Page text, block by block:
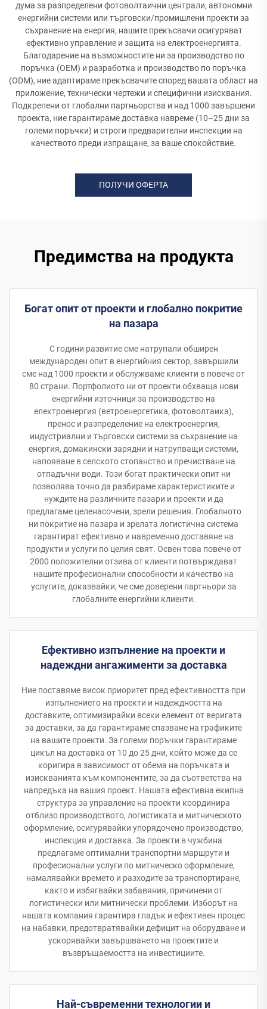
дума за разпределени фотоволтаични централи, автономни
енергийни системи или търговски/промишлени проекти за
съхранение на енергия, нашите прекъсвачи осигуряват
ефективно управление и защита на електроенергията.
Благодарение на възможностите ни за производство по
поръчка (OEM) и разработка и производство по поръчка
(ODM), ние адаптираме прекъсвачите според вашата област на
приложение, технически чертежи и специфични изисквания.
Подкрепени от глобални партньорства и над 1000 завършени
проекта, ние гарантираме доставка навреме (10–25 дни за
големи поръчки) и строги предварителни инспекции на
качеството преди изпращане, за ваше спокойствие.
ПОЛУЧИ ОФЕРТА
Предимства на продукта
Богат опит от проекти и глобално покритие
на пазара
С години развитие сме натрупали обширен
международен опит в енергийния сектор, завършили
сме над 1000 проекти и обслужваме клиенти в повече от
80 страни. Портфолиото ни от проекти обхваща нови
енергийни източници за производство на
електроенергия (ветроенергетика, фотоволтаика),
пренос и разпределение на електроенергия,
индустриални и търговски системи за съхранение на
енергия, домакински зарядни и натрупващи системи,
напояване в селското стопанство и пречистване на
отпадъчни води. Този богат практически опит ни
позволява точно да разбираме характеристиките и
нуждите на различните пазари и проекти и да
предлагаме целенасочени, зрели решения. Глобалното
ни покритие на пазара и зрелата логистична система
гарантират ефективно и навременно доставяне на
продукти и услуги по целия свят. Освен това повече от
2000 положителни отзива от клиенти потвърждават
нашите професионални способности и качество на
услугите, доказвайки, че сме доверени партньори за
глобалните енергийни клиенти.
Ефективно изпълнение на проекти и
надеждни ангажименти за доставка
Ние поставяме висок приоритет пред ефективността при
изпълнението на проекти и надеждността на
доставките, оптимизирайки всеки елемент от веригата
за доставки, за да гарантираме спазване на графиките
на вашите проекти. За големи поръчки гарантираме
цикъл на доставка от 10 до 25 дни, който може да се
коригира в зависимост от обема на поръчката и
изискванията към компонентите, за да съответства на
напредъка на вашия проект. Нашата ефективна екипна
структура за управление на проекти координира
отблизо производството, логистиката и митническото
оформление, осигурявайки упорядочено производство,
инспекция и доставка. За проекти в чужбина
предлагаме оптимални транспортни маршрути и
професионални услуги по митническо оформление,
намалявайки времето и разходите за транспортиране,
както и избягвайки забавяния, причинени от
логистически или митнически проблеми. Изборът на
нашата компания гарантира гладък и ефективен процес
на набавки, предотвратявайки дефицит на оборудване и
ускорявайки завършването на проектите и
възвръщаемостта на инвестициите.
Най-съвременни технологии и